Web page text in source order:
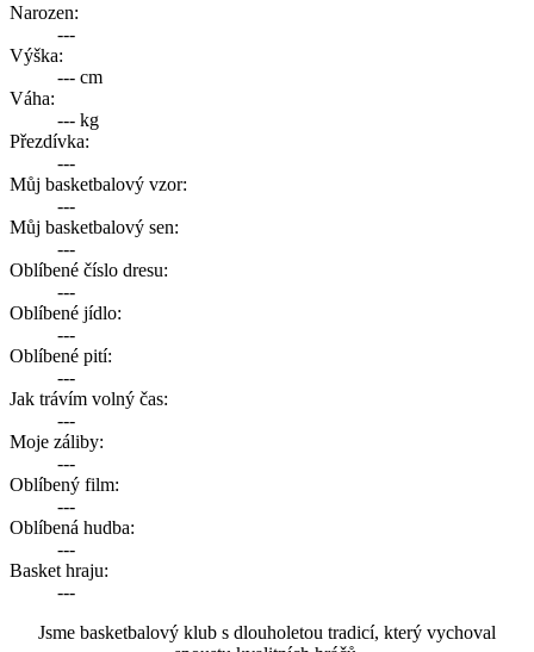
Narozen:
---
Výška:
--- cm
Váha:
--- kg
Přezdívka:
---
Můj basketbalový vzor:
---
Můj basketbalový sen:
---
Oblíbené číslo dresu:
---
Oblíbené jídlo:
---
Oblíbené pití:
---
Jak trávím volný čas:
---
Moje záliby:
---
Oblíbený film:
---
Oblíbená hudba:
---
Basket hraju:
---
Jsme basketbalový klub s dlouholetou tradicí, který vychoval